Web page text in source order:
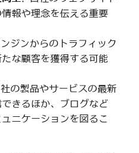
報や理念を伝える重要
ジンからのトラフィック
な顧客を獲得する可能
の製品やサービスの最新
きるほか、ブログなど
ニケーションを図るこ